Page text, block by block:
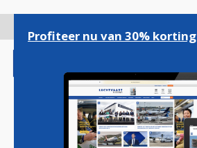
gaan
Profiteer nu van 30% korting